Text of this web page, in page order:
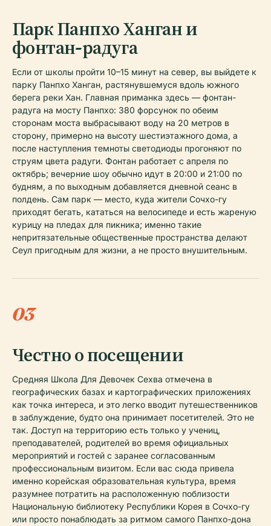
Парк Панпхо Ханган и
фонтан-радуга
Если от школы пройти 10–15 минут на север, вы выйдете к
парку Панпхо Ханган, растянувшемуся вдоль южного
берега реки Хан. Главная приманка здесь — фонтан-
радуга на мосту Панпхо: 380 форсунок по обеим
сторонам моста выбрасывают воду на 20 метров в
сторону, примерно на высоту шестиэтажного дома, а
после наступления темноты светодиоды прогоняют по
струям цвета радуги. Фонтан работает с апреля по
октябрь; вечерние шоу обычно идут в 20:00 и 21:00 по
будням, а по выходным добавляется дневной сеанс в
полдень. Сам парк — место, куда жители Сочхо-гу
приходят бегать, кататься на велосипеде и есть жареную
курицу на пледах для пикника; именно такие
непритязательные общественные пространства делают
Сеул пригодным для жизни, а не просто внушительным.
03
Честно о посещении
Средняя Школа Для Девочек Сехва отмечена в
географических базах и картографических приложениях
как точка интереса, и это легко вводит путешественников
в заблуждение, будто она принимает посетителей. Это не
так. Доступ на территорию есть только у учениц,
преподавателей, родителей во время официальных
мероприятий и гостей с заранее согласованным
профессиональным визитом. Если вас сюда привела
именно корейская образовательная культура, время
разумнее потратить на расположенную поблизости
Национальную библиотеку Республики Корея в Сочхо-гу
или просто понаблюдать за ритмом самого Панпхо-дона